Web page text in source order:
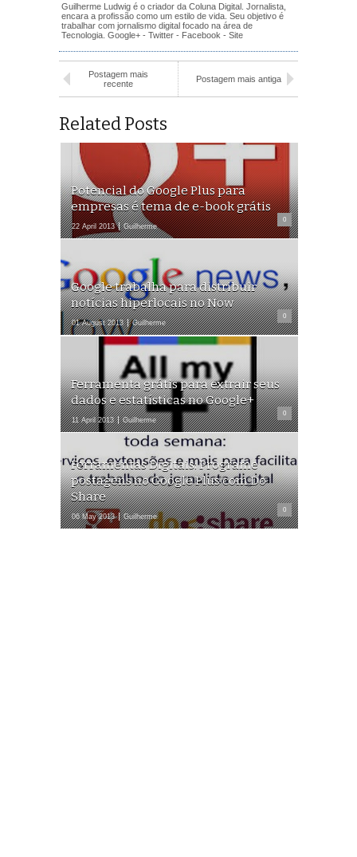
Guilherme Ludwig é o criador da Coluna Digital. Jornalista,
encara a profissão como um estilo de vida. Seu objetivo é
trabalhar com jornalismo digital focado na área de
Tecnologia. Google+ - Twitter - Facebook - Site
Postagem mais
recente
Postagem mais antiga
Related Posts
Potencial do Google Plus para
empresas é tema de e-book grátis
22 April 2013 Guilherme
0
Google trabalha para distribuir
notícias hiperlocais no Now
01 August 2013 Guilherme
0
Ferramenta grátis para extrair seus
dados e estatísticas no Google+
11 April 2013 Guilherme
0
Ferramentas Digitais: Programe
postagens no Google Plus com Do
Share
06 May 2013 Guilherme
0